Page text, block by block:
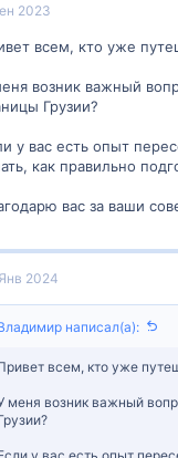
2023
всем, кто уже
возник важный
Грузии?
у вас есть опыт
как правильно
вас за ваши
2024
написал(а):
всем, кто уже
меня возник важный